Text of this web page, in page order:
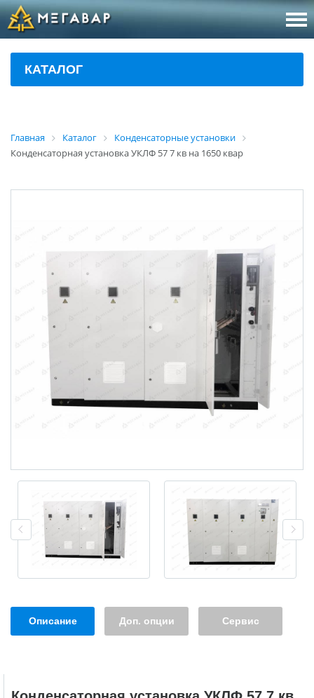
8
КАТАЛОГ
Главная Каталог
Конденсаторные установки
Конденсаторная установка УКЛФ 57 7 кв на 1650 квар
Описание Доп. опции Сервис